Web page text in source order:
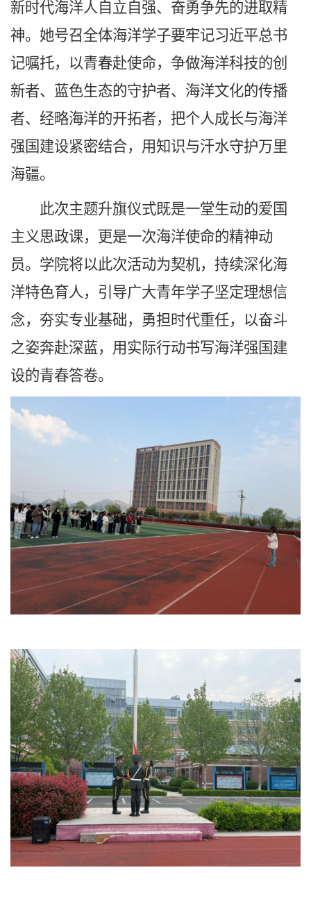
新时代海洋人自立自强、奋勇争先的进取精
神。她号召全体海洋学子要牢记习近平总书
记嘱托，以青春赴使命，争做海洋科技的创
新者、蓝色生态的守护者、海洋文化的传播
者、经略海洋的开拓者，把个人成长与海洋
强国建设紧密结合，用知识与汗水守护万里
海疆。
此次主题升旗仪式既是一堂生动的爱国
主义思政课，更是一次海洋使命的精神动
员。学院将以此次活动为契机，持续深化海
洋特色育人，引导广大青年学子坚定理想信
念，夯实专业基础，勇担时代重任，以奋斗
之姿奔赴深蓝，用实际行动书写海洋强国建
设的青春答卷。